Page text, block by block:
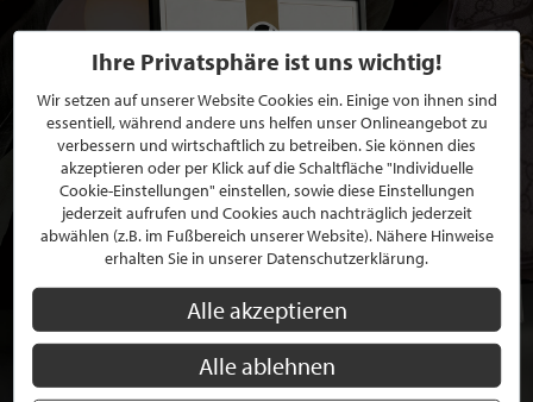
BEWERBEN SIE SICH FÜR EINE GRATIS
Ihre Privatsphäre ist uns wichtig!
Wir setzen auf unserer Website Cookies ein. Einige von ihnen sind
essentiell, während andere uns helfen unser Onlineangebot zu
verbessern und wirtschaftlich zu betreiben. Sie können dies
akzeptieren oder per Klick auf die Schaltfläche "Individuelle
Cookie-Einstellungen" einstellen, sowie diese Einstellungen
jederzeit aufrufen und Cookies auch nachträglich jederzeit
abwählen (z.B. im Fußbereich unserer Website). Nähere Hinweise
erhalten Sie in unserer Datenschutzerklärung.
Alle akzeptieren
Alle ablehnen